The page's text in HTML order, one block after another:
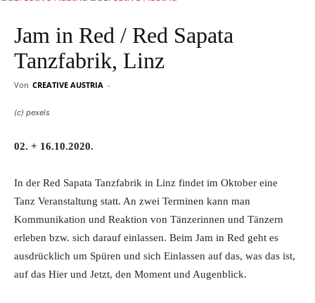
Jam in Red / Red Sapata
Tanzfabrik, Linz
Von CREATIVE AUSTRIA -
(c) pexels
02. + 16.10.2020.
In der Red Sapata Tanzfabrik in Linz findet im Oktober eine
Tanz Veranstaltung statt. An zwei Terminen kann man
Kommunikation und Reaktion von Tänzerinnen und Tänzern
erleben bzw. sich darauf einlassen. Beim Jam in Red geht es
ausdrücklich um Spüren und sich Einlassen auf das, was das ist,
auf das Hier und Jetzt, den Moment und Augenblick.